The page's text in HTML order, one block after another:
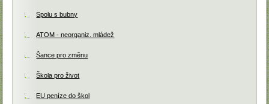
Spolu s bubny
ATOM - neorganiz. mládež
Šance pro změnu
Škola pro život
EU peníze do škol